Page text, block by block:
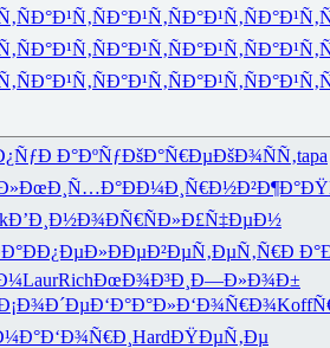
ÑÐ°Ð¹Ñ‚ÑÐ°Ð¹Ñ‚ÑÐ°Ð¹Ñ‚ÑÐ°Ð¹Ñ‚
ÑÐ°Ð¹Ñ‚ÑÐ°Ð¹Ñ‚ÑÐ°Ð¹Ñ‚ÑÐ°Ð¹Ñ‚
ÑÐ°Ð¹Ñ‚ÑÐ°Ð¹Ñ‚ÑÐ°Ð¹Ñ‚ÑÐ°Ð¹Ñ‚
Ð Ð°ÐºÑƒÐšÐ°Ñ€ÐµÐšÐ¾ÑÑ‚tapa
ÐœÐ¸Ñ…Ð°ÐÐ¼Ð¸Ñ€Ð½Ð²Ð¶Ð°
Ð’Ð¸Ð½Ð¾ÐÑ€ÑÐ»Ð£Ñ‡ÐµÐ½
Ð­Ð¿ÐµÐ»ÐÐµÐ²ÐµÑ‚ÐµÑ‚Ñ€Ð
LaurRichÐœÐ¾Ð³Ð¸ Ð—Ð»Ð¾Ð±
Ð‘Ð°Ð°Ð»Ð‘Ð¾Ñ€Ð¾Koff
Ð‘Ð¾Ñ€Ð¸ HardÐŸÐµÑ‚Ðµ